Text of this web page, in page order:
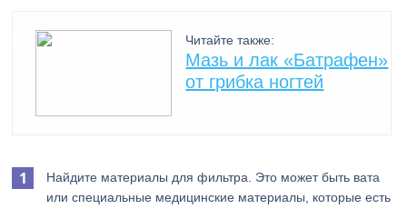
Читайте также:
Мазь и лак «Батрафен»
от грибка ногтей
Найдите материалы для фильтра. Это может быть вата
или специальные медицинские материалы, которые есть